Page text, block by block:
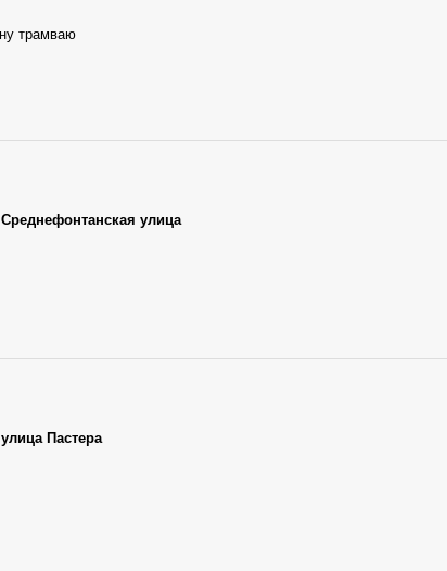
трамваю
Среднефонтанская улица
улица Пастера